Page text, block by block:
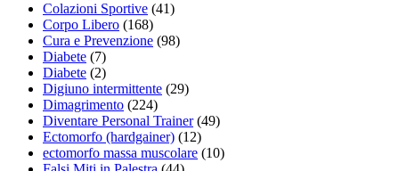
Colazioni Sportive (41)
Corpo Libero (168)
Cura e Prevenzione (98)
Diabete (7)
Diabete (2)
Digiuno intermittente (29)
Dimagrimento (224)
Diventare Personal Trainer(49)
Ectomorfo (hardgainer) (12)
ectomorfo massa muscolare (10)